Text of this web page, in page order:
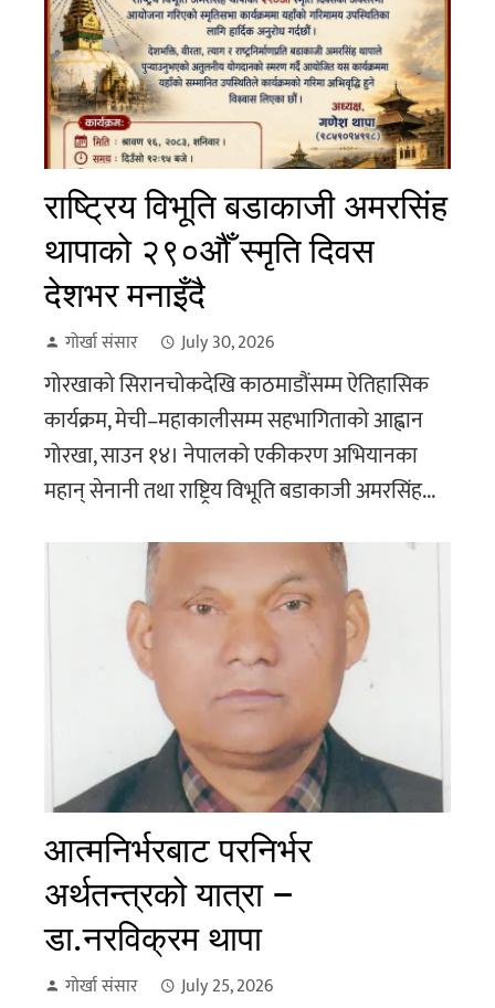
राष्ट्रिय विभूति बडाकाजी अमरसिंह
थापाको २९०औँ स्मृति दिवस
देशभर मनाइँदै
गोर्खा संसार July 30, 2026
गोरखाको सिरानचोकदेखि काठमाडौंसम्म ऐतिहासिक
कार्यक्रम, मेची–महाकालीसम्म सहभागिताको आह्वान
गोरखा, साउन १४। नेपालको एकीकरण अभियानका
महान् सेनानी तथा राष्ट्रिय विभूति बडाकाजी अमरसिंह...
आत्मनिर्भरबाट परनिर्भर
अर्थतन्त्रको यात्रा –
डा.नरविक्रम थापा
गोर्खा संसार July 25, 2026